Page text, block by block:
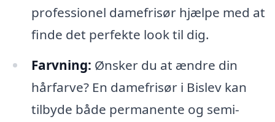
professionel damefrisør hjælpe med at
finde det perfekte look til dig.
Farvning: Ønsker du at ændre din
hårfarve? En damefrisør i Bislev kan
tilbyde både permanente og semi-